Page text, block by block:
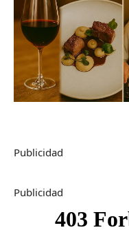
Publicidad
Publicidad